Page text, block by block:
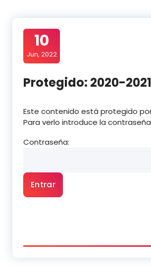
10
Jun, 2022
Protegido: 2020-2021
Este contenido está protegido
Para verlo introduce la
Contraseña: